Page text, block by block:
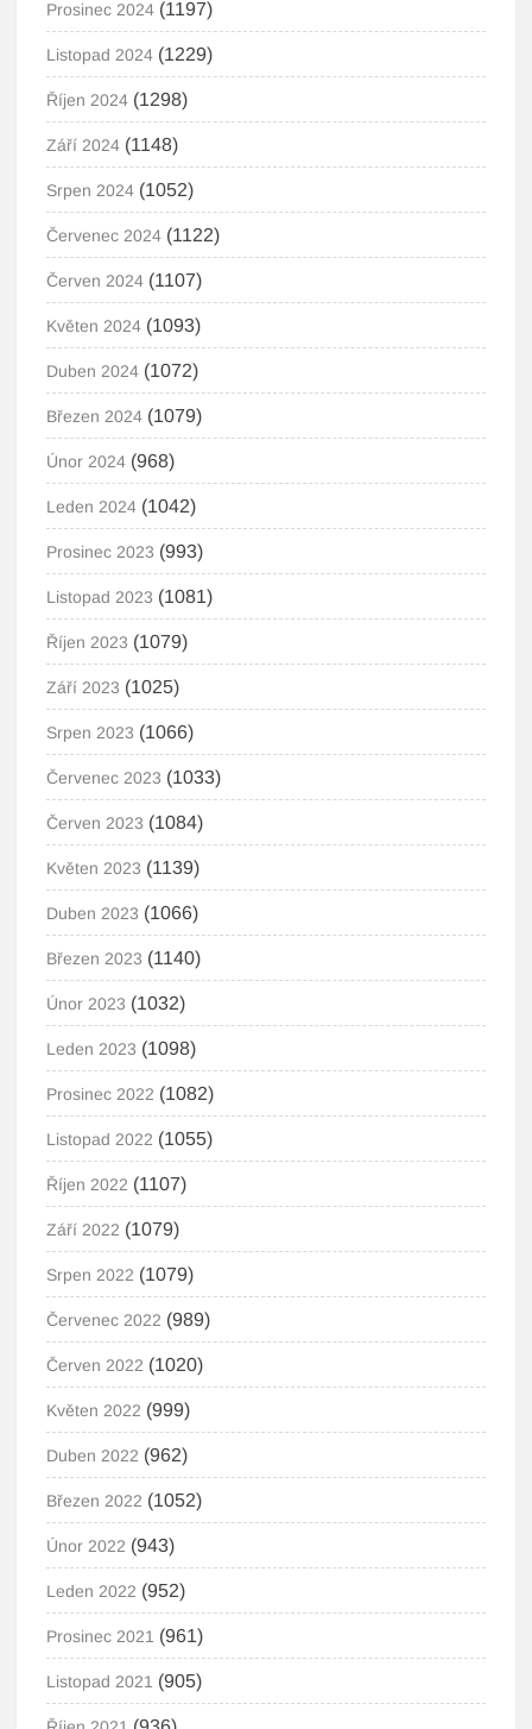
Prosinec 2024 (1197)
Listopad 2024 (1229)
Říjen 2024 (1298)
Září 2024 (1148)
Srpen 2024 (1052)
Červenec 2024 (1122)
Červen 2024 (1107)
Květen 2024 (1093)
Duben 2024 (1072)
Březen 2024 (1079)
Únor 2024 (968)
Leden 2024 (1042)
Prosinec 2023 (993)
Listopad 2023 (1081)
Říjen 2023 (1079)
Září 2023 (1025)
Srpen 2023 (1066)
Červenec 2023 (1033)
Červen 2023 (1084)
Květen 2023 (1139)
Duben 2023 (1066)
Březen 2023 (1140)
Únor 2023 (1032)
Leden 2023 (1098)
Prosinec 2022 (1082)
Listopad 2022 (1055)
Říjen 2022 (1107)
Září 2022 (1079)
Srpen 2022 (1079)
Červenec 2022 (989)
Červen 2022 (1020)
Květen 2022 (999)
Duben 2022 (962)
Březen 2022 (1052)
Únor 2022 (943)
Leden 2022 (952)
Prosinec 2021 (961)
Listopad 2021 (905)